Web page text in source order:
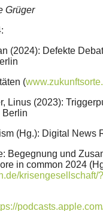
Grüger
(2024): Defekte
(
Linus (2023):
Berlin
(Hg.): Digital News
Begegnung und
in common 2024
krisengesellschaft/?